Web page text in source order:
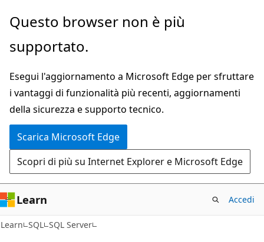
Ignora
passa
contenuto
principale
Questo browser non è più
supportato.
Esegui l'aggiornamento a Microsoft Edge per sfruttare
i vantaggi di funzionalità più recenti, aggiornamenti
della sicurezza e supporto tecnico.
Scarica Microsoft Edge
Scopri di più su Internet Explorer e Microsoft Edge
Learn Accedi
Learn SQL SQL Server